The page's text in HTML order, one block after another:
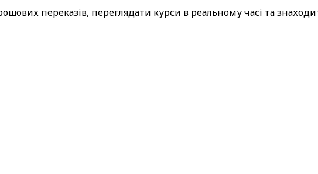
переказів, переглядати курси в реальному часі та